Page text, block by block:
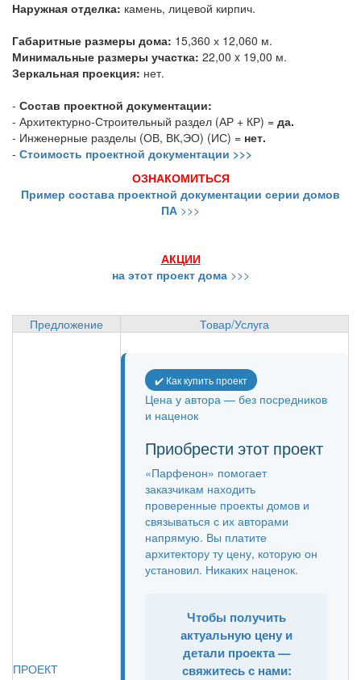
Наружная отделка: камень, лицевой кирпич.
Габаритные размеры дома: 15,360 х 12,060 м.
Минимальные размеры участка: 22,00 x 19,00 м.
Зеркальная проекция: нет.
- Состав проектной документации:
- Архитектурно-Строительный раздел (АР + КР) = да.
- Инженерные разделы (ОВ, ВК,ЭО) (ИС) = нет.
- Стоимость проектной документации >>>
ОЗНАКОМИТЬСЯ
Пример состава проектной документации серии домов
ПА >>>
АКЦИИ
на этот проект дома>>>
Предложение Товар/Услуга
ПРОЕКТ
✔️ Как купить проект
Цена у автора — без посредников
и наценок
Приобрести этот проект
«Парфенон» помогает
заказчикам находить
проверенные проекты домов и
связываться с их авторами
напрямую. Вы платите
архитектору ту цену, которую он
установил. Никаких наценок.
Чтобы получить
актуальную цену и
детали проекта —
свяжитесь с нами: